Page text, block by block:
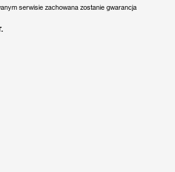
serwisie zachowana zostanie gwarancja